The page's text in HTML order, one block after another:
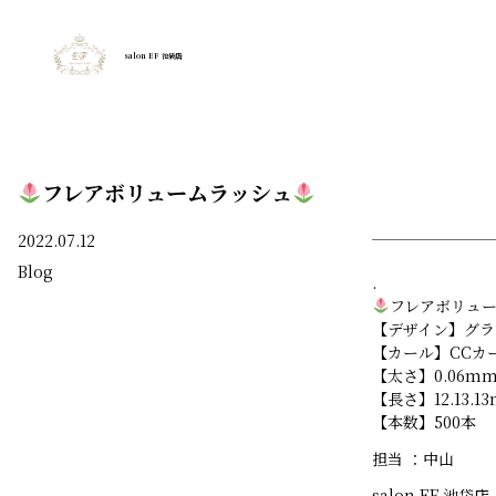
salon EF 池袋店
フレアボリュームラッシュ
2022.07.12
Blog
.
フレアボリュ
【デザイン】グ
【カール】CCカ
【太さ】0.06mm
【長さ】
【本数】500本
担当 ：中山